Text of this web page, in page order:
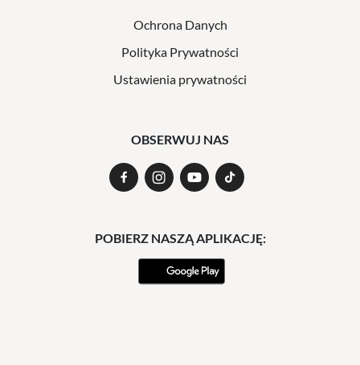
Ochrona Danych
Polityka Prywatności
Ustawienia prywatności
OBSERWUJ NAS
POBIERZ NASZĄ APLIKACJĘ: